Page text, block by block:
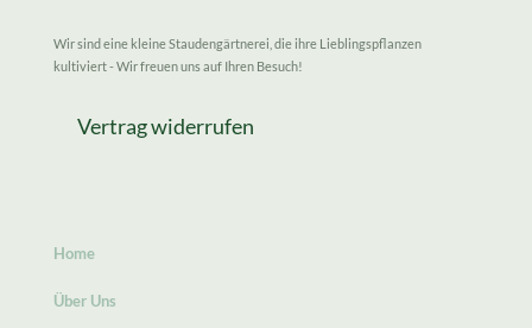
Wir sind eine kleine Staudengärtnerei, die ihre Lieblingspflanzen
kultiviert - Wir freuen uns auf Ihren Besuch!
Vertrag widerrufen
Home
Über Uns